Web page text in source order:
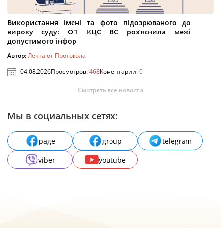
Використання імені та фото підозрюваного до
вироку суду: ОП КЦС ВС роз’яснила межі
допустимого інфор
Автор:Лента от Протокола
04.08.2026Просмотров:468Коментарии:0
Смотреть все новости
Мы в социальных сетях:
page group
telegram
viber
youtube